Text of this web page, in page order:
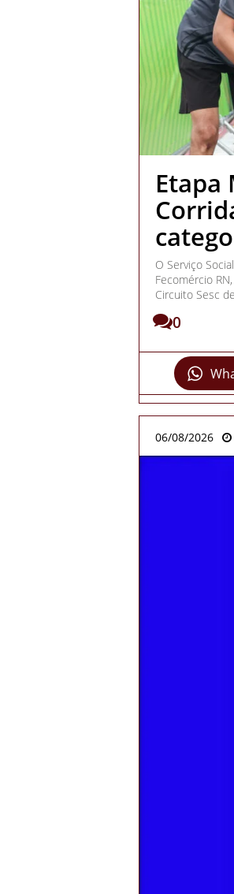
Etapa
O Serviço
Fecomércio
Circuito Sesc
0
06/08/2026